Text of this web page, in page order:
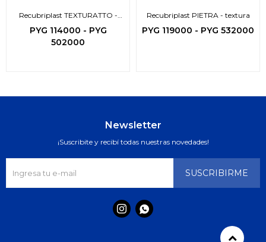
Recubriplast TEXTURATTO -
textura-
PYG 114000 - PYG
502000
Recubriplast PIETRA - textura
PYG 119000 - PYG 532000
Newsletter
¡Suscribite y recibí todas nuestras novedades!
SUSCRIBIRME
 